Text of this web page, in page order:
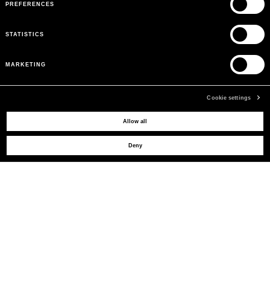
PREFERENCES
STATISTICS
MARKETING
Cookie settings
Allow all
Deny